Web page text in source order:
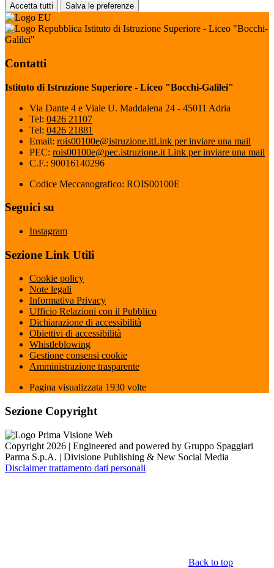
Accetta tutti Salva le preferenze
Istituto di Istruzione Superiore - Liceo "Bocchi-
Galilei"
Contatti
Istituto di Istruzione Superiore - Liceo "Bocchi-Galilei"
Via Dante 4 e Viale U. Maddalena 24 - 45011 Adria
Tel: 0426 21107
Tel: 0426 21881
Email: rois00100e@istruzione.itLink per inviare una mail
PEC: rois00100e@pec.istruzione.it Link per inviare una mail
C.F.: 90016140296
Codice Meccanografico: ROIS00100E
Seguici su
Instagram
Sezione Link Utili
Cookie policy
Note legali
Informativa Privacy
Ufficio Relazioni con il Pubblico
Dichiarazione di accessibilità
Obiettivi di accessibilità
Whistleblowing
Gestione consensi cookie
Amministrazione trasparente
Pagina visualizzata 1930 volte
Sezione Copyright
Copyright 2026 | Engineered and powered by Gruppo Spaggiari
Parma S.p.A. | Divisione Publishing & New Social Media
Disclaimer trattamento dati personali
Back to top